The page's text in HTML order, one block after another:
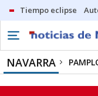
Tiempo eclipse
NAVARRA